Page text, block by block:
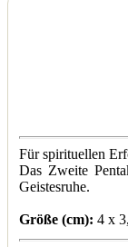
Für spirituellen
Das Zweite
Geistesruhe.
Größe (cm): 4 x